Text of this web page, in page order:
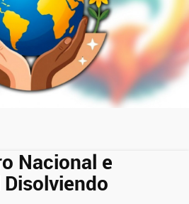
Nacional e